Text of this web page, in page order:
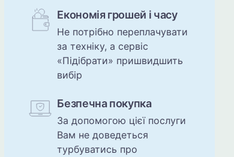
Економія грошей і часу
Не потрібно переплачувати
за техніку, а сервіс
«Підібрати» пришвидшить
вибір
Безпечна покупка
За допомогою цієї послуги
Вам не доведеться
турбуватись про